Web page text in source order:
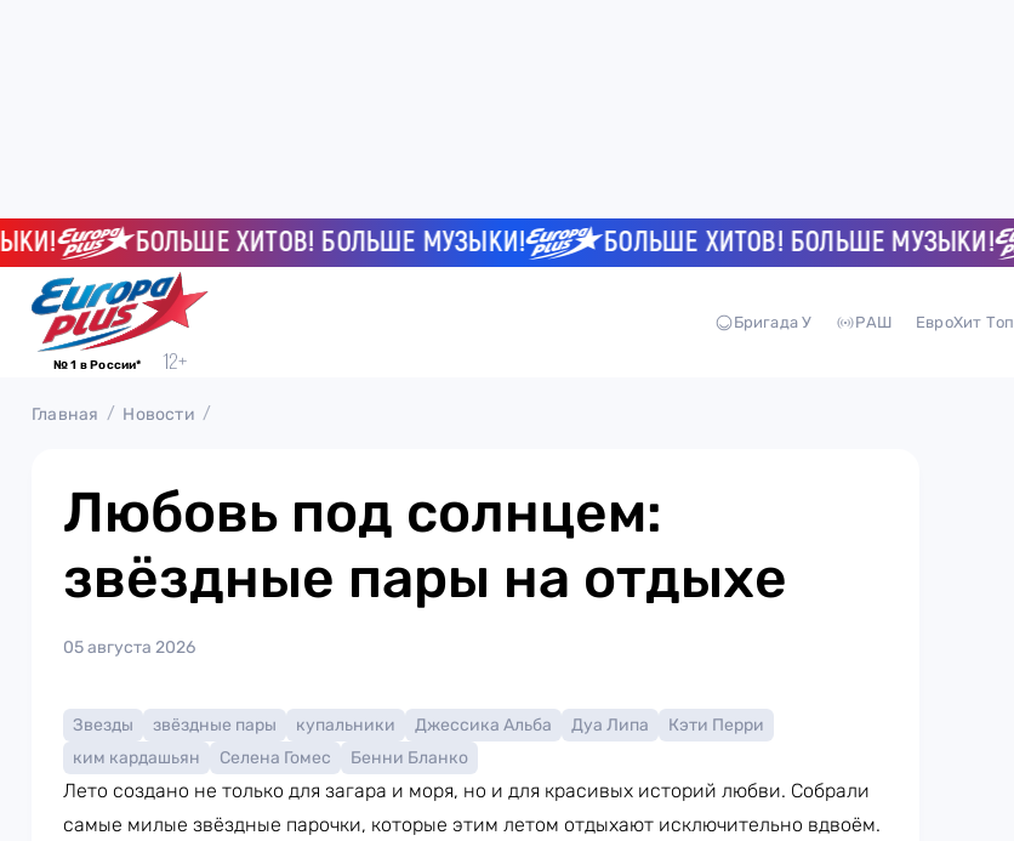
БОЛЬШЕ ХИТОВ! БОЛЬШЕ МУЗЫКИ! БОЛЬШЕ ХИТОВ! БОЛЬШЕ МУЗЫКИ!
№ 1 в России*
Бригада У РАШ ЕвроХит
Главная Новости
Любовь под солнцем:
звёздные пары на отдыхе
05 августа 2026
Звезды звёздные пары купальники Джессика Альба Дуа Липа
Кэти Перри
ким кардашьян
Селена Гомес Бенни Бланко
Лето создано не только для загара и моря, но и для красивых историй любви. Собрали
самые милые звёздные парочки, которые этим летом отдыхают исключительно вдвоём.